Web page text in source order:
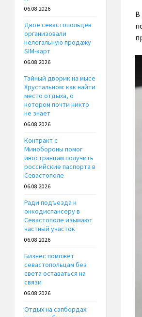
В
06.08.2026
Двое севастопольцев
организовали
нелегальную продажу
SIM-карт
06.08.2026
Тайный дворик на мысе
Хрустальном: как найти
место отдыха, о
котором почти никто
не знает
06.08.2026
Контракт с
Минобороны помог
иностранцам получить
российские паспорта в
Севастополе
06.08.2026
Ради подъезда к
онкодиспансеру в
Севастополе изымают
частный участок
06.08.2026
Бизнес поможет
севастопольцам без
света оставаться на
связи
06.08.2026
Отдых на сапбордах